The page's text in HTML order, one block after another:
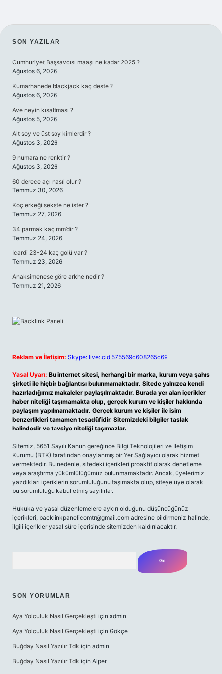
SIDEBAR
SON YAZILAR
Cumhuriyet Başsavcısı maaşı ne kadar 2025 ?
Ağustos 6, 2026
Kumarhanede blackjack kaç deste ?
Ağustos 6, 2026
Ave neyin kısaltması ?
Ağustos 5, 2026
Alt soy ve üst soy kimlerdir ?
Ağustos 3, 2026
9 numara ne renktir ?
Ağustos 3, 2026
60 derece açı nasıl olur ?
Temmuz 30, 2026
Koç erkeği sekste ne ister ?
Temmuz 27, 2026
34 parmak kaç mm’dir ?
Temmuz 24, 2026
Icardi 23-24 kaç golü var ?
Temmuz 23, 2026
Anaksimenese göre arkhe nedir ?
Temmuz 21, 2026
Reklam ve İletişim: Skype: live:.cid.575569c608265c69
Yasal Uyarı: Bu internet sitesi, herhangi bir marka, kurum veya şahıs
şirketi ile hiçbir bağlantısı bulunmamaktadır. Sitede yalnızca kendi
hazırladığımız makaleler paylaşılmaktadır. Burada yer alan içerikler
haber niteliği taşımamakta olup, gerçek kurum ve kişiler hakkında
paylaşım yapılmamaktadır. Gerçek kurum ve kişiler ile isim
benzerlikleri tamamen tesadüfidir. Sitemizdeki bilgiler taslak
halindedir ve tavsiye niteliği taşımazlar.
Sitemiz, 5651 Sayılı Kanun gereğince Bilgi Teknolojileri ve İletişim
Kurumu (BTK) tarafından onaylanmış bir Yer Sağlayıcı olarak hizmet
vermektedir. Bu nedenle, sitedeki içerikleri proaktif olarak denetleme
veya araştırma yükümlülüğümüz bulunmamaktadır. Ancak, üyelerimiz
yazdıkları içeriklerin sorumluluğunu taşımakta olup, siteye üye olarak
bu sorumluluğu kabul etmiş sayılırlar.
Hukuka ve yasal düzenlemelere aykırı olduğunu düşündüğünüz
içerikleri, backlinkpanelicomtr@gmail.com adresine bildirmeniz halinde,
ilgili içerikler yasal süre içerisinde sitemizden kaldırılacaktır.
SON YORUMLAR
Aya Yolculuk Nasıl Gerçekleşti için admin
Aya Yolculuk Nasıl Gerçekleşti için Gökçe
Buğday Nasıl Yazılır Tdk için admin
Buğday Nasıl Yazılır Tdk için Alper